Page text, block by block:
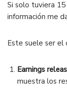
Si solo tuviera
información me
Este suele ser el
Earnings
muestra los